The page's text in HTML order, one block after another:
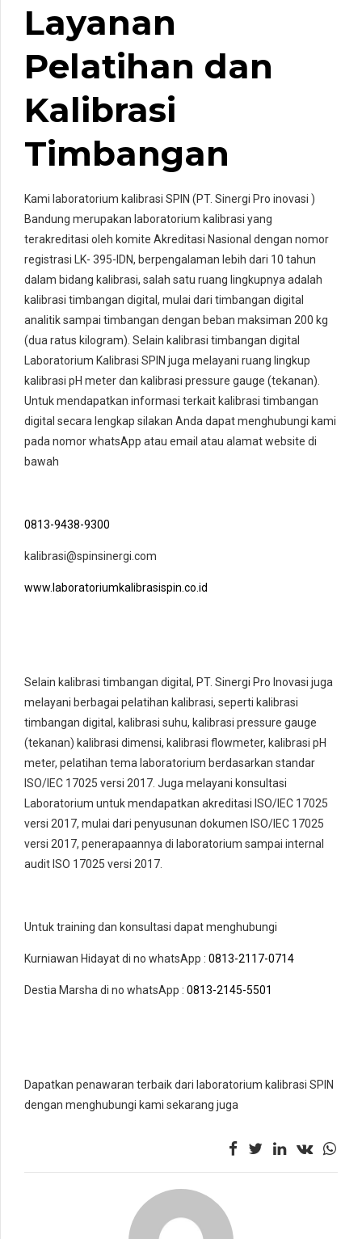
Layanan
Pelatihan dan
Kalibrasi
Timbangan
Kami laboratorium kalibrasi SPIN (PT. Sinergi Pro inovasi )
Bandung merupakan laboratorium kalibrasi yang
terakreditasi oleh komite Akreditasi Nasional dengan nomor
registrasi LK- 395-IDN, berpengalaman lebih dari 10 tahun
dalam bidang kalibrasi, salah satu ruang lingkupnya adalah
kalibrasi timbangan digital, mulai dari timbangan digital
analitik sampai timbangan dengan beban maksiman 200 kg
(dua ratus kilogram). Selain kalibrasi timbangan digital
Laboratorium Kalibrasi SPIN juga melayani ruang lingkup
kalibrasi pH meter dan kalibrasi pressure gauge (tekanan).
Untuk mendapatkan informasi terkait kalibrasi timbangan
digital secara lengkap silakan Anda dapat menghubungi kami
pada nomor whatsApp atau email atau alamat website di
bawah
0813-9438-9300
kalibrasi@spinsinergi.com
www.laboratoriumkalibrasispin.co.id
Selain kalibrasi timbangan digital, PT. Sinergi Pro Inovasi juga
melayani berbagai pelatihan kalibrasi, seperti kalibrasi
timbangan digital, kalibrasi suhu, kalibrasi pressure gauge
(tekanan) kalibrasi dimensi, kalibrasi flowmeter, kalibrasi pH
meter, pelatihan tema laboratorium berdasarkan standar
ISO/IEC 17025 versi 2017. Juga melayani konsultasi
Laboratorium untuk mendapatkan akreditasi ISO/IEC 17025
versi 2017, mulai dari penyusunan dokumen ISO/IEC 17025
versi 2017, penerapaannya di laboratorium sampai internal
audit ISO 17025 versi 2017.
Untuk training dan konsultasi dapat menghubungi
Kurniawan Hidayat di no whatsApp : 0813-2117-0714
Destia Marsha di no whatsApp : 0813-2145-5501
Dapatkan penawaran terbaik dari laboratorium kalibrasi SPIN
dengan menghubungi kami sekarang juga